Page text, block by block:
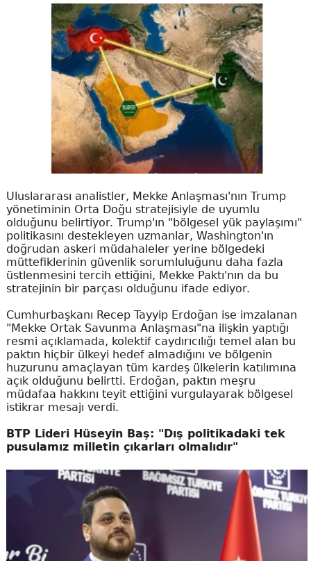
Uluslararası analistler, Mekke Anlaşması'nın Trump
yönetiminin Orta Doğu stratejisiyle de uyumlu
olduğunu belirtiyor. Trump'ın "bölgesel yük paylaşımı"
politikasını destekleyen uzmanlar, Washington'ın
doğrudan askeri müdahaleler yerine bölgedeki
müttefiklerinin güvenlik sorumluluğunu daha fazla
üstlenmesini tercih ettiğini, Mekke Paktı'nın da bu
stratejinin bir parçası olduğunu ifade ediyor.
Cumhurbaşkanı Recep Tayyip Erdoğan ise imzalanan
"Mekke Ortak Savunma Anlaşması"na ilişkin yaptığı
resmi açıklamada, kolektif caydırıcılığı temel alan bu
paktın hiçbir ülkeyi hedef almadığını ve bölgenin
huzurunu amaçlayan tüm kardeş ülkelerin katılımına
açık olduğunu belirtti. Erdoğan, paktın meşru
müdafaa hakkını teyit ettiğini vurgulayarak bölgesel
istikrar mesajı verdi.
BTP Lideri Hüseyin Baş: "Dış politikadaki tek
pusulamız milletin çıkarları olmalıdır"